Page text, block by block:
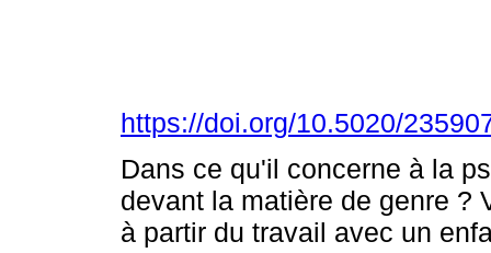
https://doi.org/10.5020/
Dans ce qu'il concerne à la
devant la matière de genre ?
à partir du travail avec un